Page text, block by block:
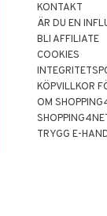
KONTAKT
ÄR DU EN
BLI AFFILIATE
COOKIES
KÖPVILLKOR
OM
TRYGG E-